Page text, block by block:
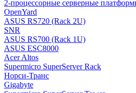
2-процессорные серверные
OpenYard
ASUS RS720 (Rack 2U)
SNR
ASUS RS700 (Rack 1U)
ASUS ESC8000
Acer Altos
Supermicro SuperServer Rack
Норси-Транс
Gigabyte